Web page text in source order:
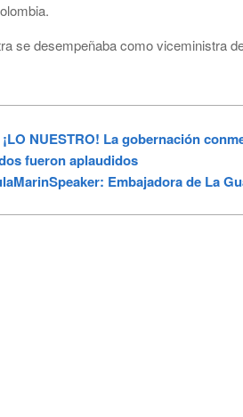
se desempeñaba como viceministra
¡LO NUESTRO! La gobernación
fueron aplaudidos
Embajadora de La